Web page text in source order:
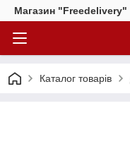
Магазин "Freedelivery"
Каталог товарів